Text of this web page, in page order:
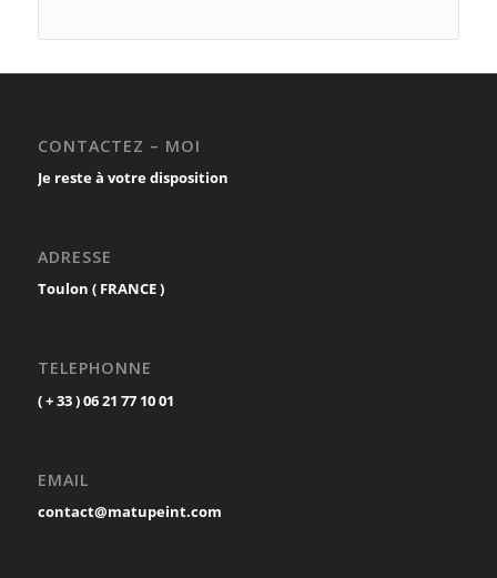
CONTACTEZ – MOI
Je reste à votre disposition
ADRESSE
Toulon ( FRANCE )
TELEPHONNE
( + 33 ) 06 21 77 10 01
EMAIL
contact@matupeint.com